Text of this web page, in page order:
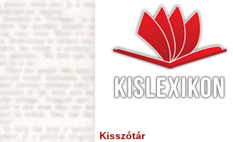
Kisszótár